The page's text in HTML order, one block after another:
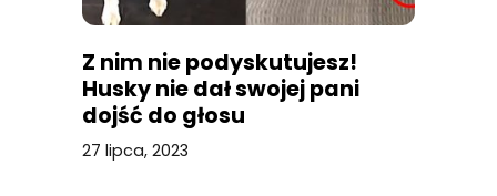
Z nim nie podyskutujesz!
Husky nie dał swojej pani
dojść do głosu
27 lipca, 2023